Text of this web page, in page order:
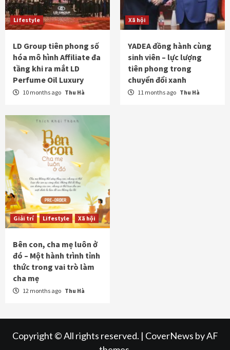
Lifestyle
LD Group tiên phong số
hóa mô hình Affiliate đa
tầng khi ra mắt LD
Perfume Oil Luxury
10 months ago Thu Hà
Xã hội
YADEA đồng hành cùng
sinh viên – lực lượng
tiên phong trong
chuyển đổi xanh
11 months ago Thu Hà
Giải trí Lifestyle Xã hội
Bên con, cha mẹ luôn ở
đó – Một hành trình tỉnh
thức trong vai trò làm
cha mẹ
12 months ago Thu Hà
Copyright © All rights reserved. | CoverNews by AF